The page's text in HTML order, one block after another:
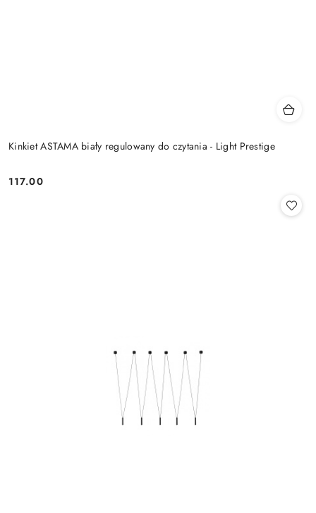
Kinkiet ASTAMA biały regulowany do czytania - Light Prestige
Cena:
117.00